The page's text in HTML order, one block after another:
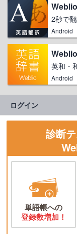
2秒で
Android
英和・
Android
ログイン
診断
単語帳への
登録数増加！